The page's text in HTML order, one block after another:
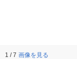
1 / 7 画像を見る